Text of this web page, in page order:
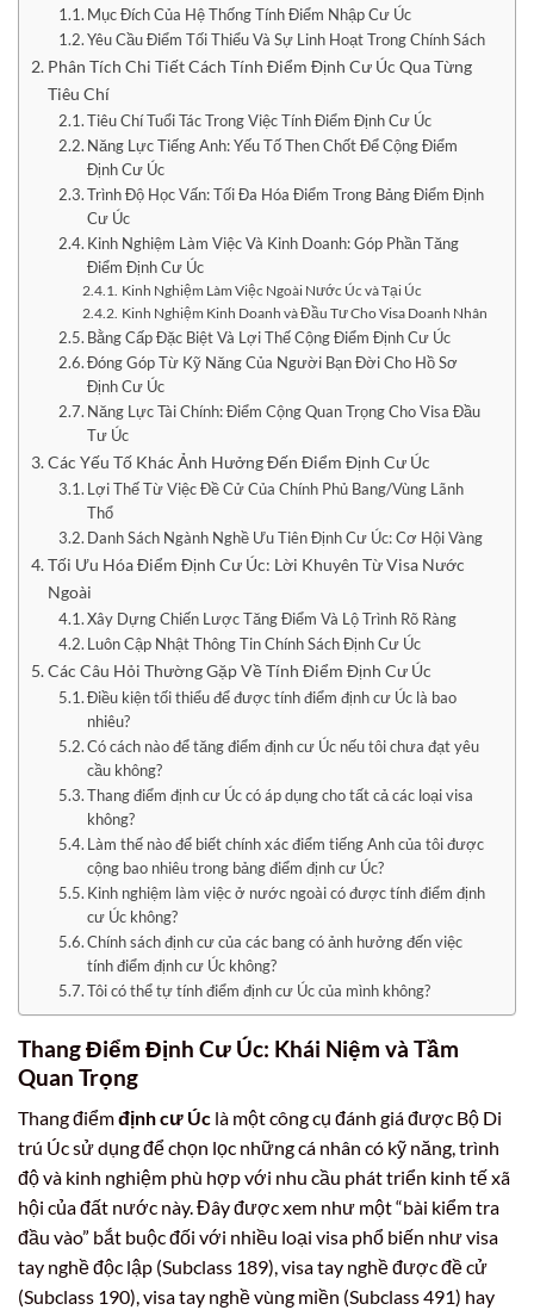
Mục Đích Của Hệ Thống Tính Điểm Nhập Cư Úc
Yêu Cầu Điểm Tối Thiểu Và Sự Linh Hoạt Trong Chính Sách
Phân Tích Chi Tiết Cách Tính Điểm Định Cư Úc Qua Từng
Tiêu Chí
Tiêu Chí Tuổi Tác Trong Việc Tính Điểm Định Cư Úc
Năng Lực Tiếng Anh: Yếu Tố Then Chốt Để Cộng Điểm
Định Cư Úc
Trình Độ Học Vấn: Tối Đa Hóa Điểm Trong Bảng Điểm Định
Cư Úc
Kinh Nghiệm Làm Việc Và Kinh Doanh: Góp Phần Tăng
Điểm Định Cư Úc
Kinh Nghiệm Làm Việc Ngoài Nước Úc và Tại Úc
Kinh Nghiệm Kinh Doanh và Đầu Tư Cho Visa Doanh Nhân
Bằng Cấp Đặc Biệt Và Lợi Thế Cộng Điểm Định Cư Úc
Đóng Góp Từ Kỹ Năng Của Người Bạn Đời Cho Hồ Sơ
Định Cư Úc
Năng Lực Tài Chính: Điểm Cộng Quan Trọng Cho Visa Đầu
Tư Úc
Các Yếu Tố Khác Ảnh Hưởng Đến Điểm Định Cư Úc
Lợi Thế Từ Việc Đề Cử Của Chính Phủ Bang/Vùng Lãnh
Thổ
Danh Sách Ngành Nghề Ưu Tiên Định Cư Úc: Cơ Hội Vàng
Tối Ưu Hóa Điểm Định Cư Úc: Lời Khuyên Từ Visa Nước
Ngoài
Xây Dựng Chiến Lược Tăng Điểm Và Lộ Trình Rõ Ràng
Luôn Cập Nhật Thông Tin Chính Sách Định Cư Úc
Các Câu Hỏi Thường Gặp Về Tính Điểm Định Cư Úc
Điều kiện tối thiểu để được tính điểm định cư Úc là bao
nhiêu?
Có cách nào để tăng điểm định cư Úc nếu tôi chưa đạt yêu
cầu không?
Thang điểm định cư Úc có áp dụng cho tất cả các loại visa
không?
Làm thế nào để biết chính xác điểm tiếng Anh của tôi được
cộng bao nhiêu trong bảng điểm định cư Úc?
Kinh nghiệm làm việc ở nước ngoài có được tính điểm định
cư Úc không?
Chính sách định cư của các bang có ảnh hưởng đến việc
tính điểm định cư Úc không?
Tôi có thể tự tính điểm định cư Úc của mình không?
Thang Điểm Định Cư Úc: Khái Niệm và Tầm
Quan Trọng
Thang điểmđịnh cư Úc là một công cụ đánh giá được Bộ Di
trú Úc sử dụng để chọn lọc những cá nhân có kỹ năng, trình
độ và kinh nghiệm phù hợp với nhu cầu phát triển kinh tế xã
hội của đất nước này. Đây được xem như một “bài kiểm tra
đầu vào” bắt buộc đối với nhiều loại visa phổ biến như visa
tay nghề độc lập (Subclass 189), visa tay nghề được đề cử
(Subclass 190), visa tay nghề vùng miền (Subclass 491) hay